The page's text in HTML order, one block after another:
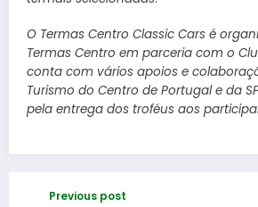
O Termas Centro Classic Cars é
Termas Centro em parceria com o
conta com vários apoios e
Turismo do Centro de Portugal e da
pela entrega dos troféus aos
Previous post